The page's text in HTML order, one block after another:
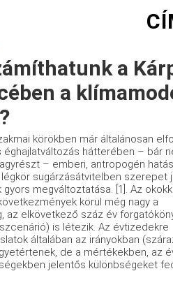
a
a
körökben már általánosan
éghajlatváltozás hátterében – bár
– emberi, antropogén
légkör sugárzásátvitelben szerepet
megváltoztatása. [1]. Az
körül még nagy a
az elkövetkező száz év
is létezik. Az évtizedekre
általában az irányokban
de a mértékekben, az
jelentős különbségeket